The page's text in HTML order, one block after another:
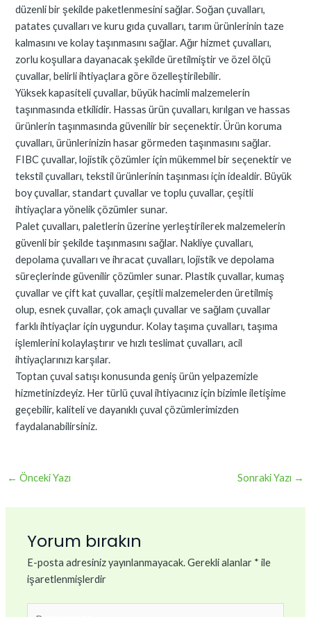
düzenli bir şekilde paketlenmesini sağlar. Soğan çuvalları,
patates çuvalları ve kuru gıda çuvalları, tarım ürünlerinin taze
kalmasını ve kolay taşınmasını sağlar. Ağır hizmet çuvalları,
zorlu koşullara dayanacak şekilde üretilmiştir ve özel ölçü
çuvallar, belirli ihtiyaçlara göre özelleştirilebilir.
Yüksek kapasiteli çuvallar, büyük hacimli malzemelerin
taşınmasında etkilidir. Hassas ürün çuvalları, kırılgan ve hassas
ürünlerin taşınmasında güvenilir bir seçenektir. Ürün koruma
çuvalları, ürünlerinizin hasar görmeden taşınmasını sağlar.
FIBC çuvallar, lojistik çözümler için mükemmel bir seçenektir ve
tekstil çuvalları, tekstil ürünlerinin taşınması için idealdir. Büyük
boy çuvallar, standart çuvallar ve toplu çuvallar, çeşitli
ihtiyaçlara yönelik çözümler sunar.
Palet çuvalları, paletlerin üzerine yerleştirilerek malzemelerin
güvenli bir şekilde taşınmasını sağlar. Nakliye çuvalları,
depolama çuvalları ve ihracat çuvalları, lojistik ve depolama
süreçlerinde güvenilir çözümler sunar. Plastik çuvallar, kumaş
çuvallar ve çift kat çuvallar, çeşitli malzemelerden üretilmiş
olup, esnek çuvallar, çok amaçlı çuvallar ve sağlam çuvallar
farklı ihtiyaçlar için uygundur. Kolay taşıma çuvalları, taşıma
işlemlerini kolaylaştırır ve hızlı teslimat çuvalları, acil
ihtiyaçlarınızı karşılar.
Toptan çuval satışı konusunda geniş ürün yelpazemizle
hizmetinizdeyiz. Her türlü çuval ihtiyacınız için bizimle iletişime
geçebilir, kaliteli ve dayanıklı çuval çözümlerimizden
faydalanabilirsiniz.
← Önceki Yazı Sonraki Yazı →
Yorum bırakın
E-posta adresiniz yayınlanmayacak.Gerekli alanlar * ile
işaretlenmişlerdir